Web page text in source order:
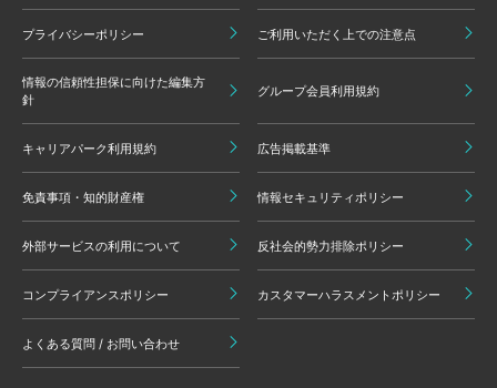
プライバシーポリシー ご利用いただく上での注意点
情報の信頼性担保に向けた編集方
針
グループ会員利用規約
キャリアパーク利用規約 広告掲載基準
免責事項・知的財産権 情報セキュリティポリシー
外部サービスの利用について 反社会的勢力排除ポリシー
コンプライアンスポリシー カスタマーハラスメントポリシー
よくある質問 / お問い合わせ